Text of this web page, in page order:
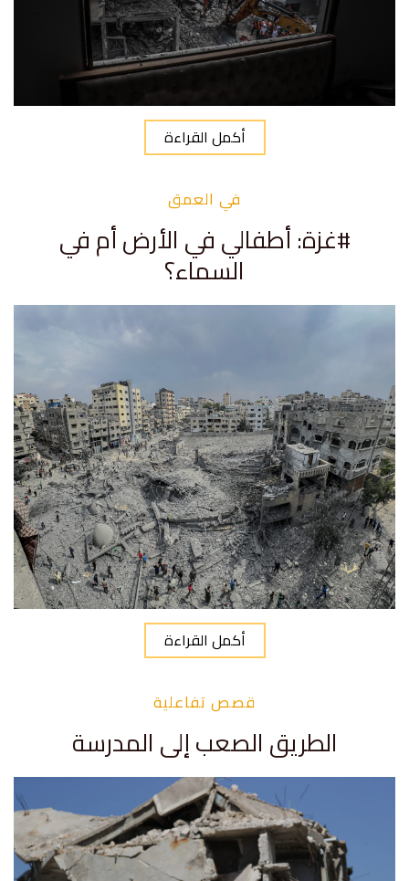
أكمل القراءة
في العمق
#غزة: أطفالي في الأرض أم في
السماء؟
أكمل القراءة
قصص تفاعلية
الطريق الصعب إلى المدرسة